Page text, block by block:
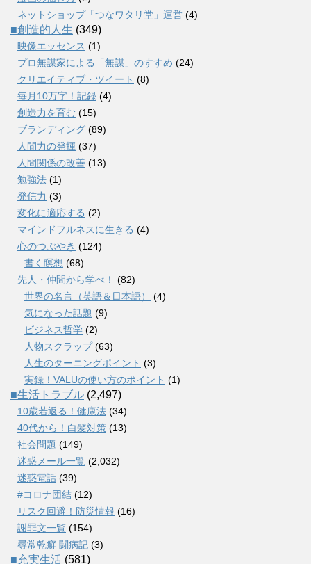
ネットショップ「つなワタリ堂」運営 (4)
■創造的人生 (349)
映像エッセンス (1)
プロ無謀家による「無謀」のすすめ (24)
クリエイティブ・ツイート (8)
毎月10万字！記録 (4)
創造力を育む (15)
ブランディング (89)
人間力の発揮 (37)
人間関係の改善 (13)
勉強法 (1)
発信力 (3)
変化に適応する (2)
マインドフルネスに生きる (4)
心のつぶやき (124)
書く瞑想 (68)
先人・仲間から学べ！
(82)
世界の名言（英語＆日本語）
(4)
気になった話題 (9)
ビジネス哲学 (2)
人物スクラップ(63)
人生のターニングポイント (3)
実録！VALUの使い方のポイント (1)
■生活トラブル (2,497)
10歳若返る！健康法 (34)
40代から！白髪対策 (13)
社会問題 (149)
迷惑メール一覧 (2,032)
迷惑電話 (39)
#コロナ団結 (12)
リスク回避！防災情報 (16)
謝罪文一覧 (154)
尋常乾癬 闘病記 (3)
■充実生活 (581)